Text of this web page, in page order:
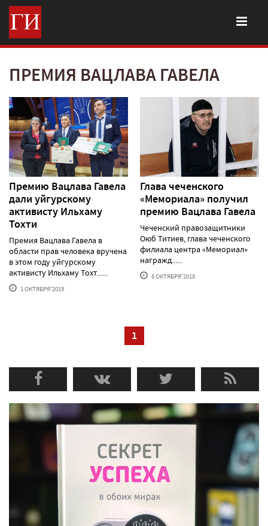
ПРЕМИЯ ВАЦЛАВА ГАВЕЛА
Премию Вацлава Гавела
дали уйгурскому
активисту Ильхаму
Тохти
Премия Вацлава Гавела в
области прав человека вручена
в этом году уйгурскому
активисту Ильхаму Тохт......
1 ОКТЯБРЯ'2019
Глава чеченского
«Мемориала» получил
премию Вацлава Гавела
Чеченский правозащитники
Оюб Титиев, глава чеченского
филиала центра «Мемориал»
награжд......
8 ОКТЯБРЯ'2018
1